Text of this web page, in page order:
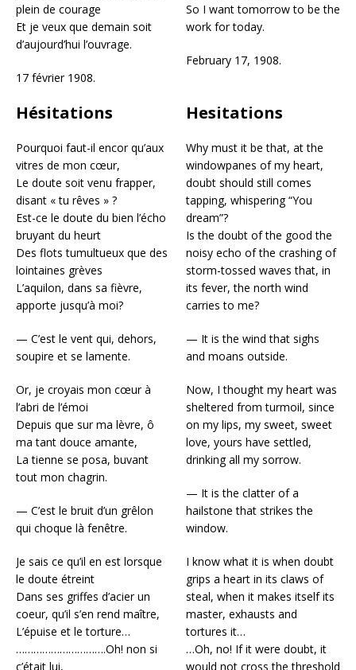
plein de courage
Et je veux que demain soit
d’aujourd’hui l’ouvrage.
17 février 1908.
So I want tomorrow to be the
work for today.
February 17, 1908.
Hésitations
Pourquoi faut-il encor qu’aux
vitres de mon cœur,
Le doute soit venu frapper,
disant « tu rêves » ?
Est-ce le doute du bien l’écho
bruyant du heurt
Des flots tumultueux que des
lointaines grèves
L’aquilon, dans sa fièvre,
apporte jusqu’à moi?
— C’est le vent qui, dehors,
soupire et se lamente.
Or, je croyais mon cœur à
l’abri de l’émoi
Depuis que sur ma lèvre, ô
ma tant douce amante,
La tienne se posa, buvant
tout mon chagrin.
— C’est le bruit d’un grêlon
qui choque là fenêtre.
Je sais ce qu’il en est lorsque
le doute étreint
Dans ses griffes d’acier un
coeur, qu’il s’en rend maître,
L’épuise et le torture…
………………………….Oh! non si
c’était lui,
Hesitations
Why must it be that, at the
windowpanes of my heart,
doubt should still comes
tapping, whispering “You
dream”?
Is the doubt of the good the
noisy echo of the crashing of
storm-tossed waves that, in
its fever, the north wind
carries to me?
— It is the wind that sighs
and moans outside.
Now, I thought my heart was
sheltered from turmoil, since
on my lips, my sweet, sweet
love, yours have settled,
drinking all my sorrow.
— It is the clatter of a
hailstone that strikes the
window.
I know what it is when doubt
grips a heart in its claws of
steal, when it makes itself its
master, exhausts and
tortures it…
…Oh, no! If it were doubt, it
would not cross the threshold